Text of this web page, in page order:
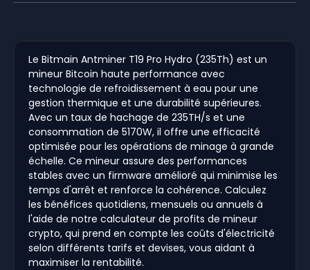
Le Bitmain Antminer T19 Pro Hydro (235Th) est un
mineur Bitcoin haute performance avec
technologie de refroidissement à eau pour une
gestion thermique et une durabilité supérieures.
Avec un taux de hachage de 235TH/s et une
consommation de 5170W, il offre une efficacité
optimisée pour les opérations de minage à grande
échelle. Ce mineur assure des performances
stables avec un firmware amélioré qui minimise les
temps d'arrêt et renforce la cohérence. Calculez
les bénéfices quotidiens, mensuels ou annuels à
l'aide de notre calculateur de profits de mineur
crypto, qui prend en compte les coûts d'électricité
selon différents tarifs et devises, vous aidant à
maximiser la rentabilité.